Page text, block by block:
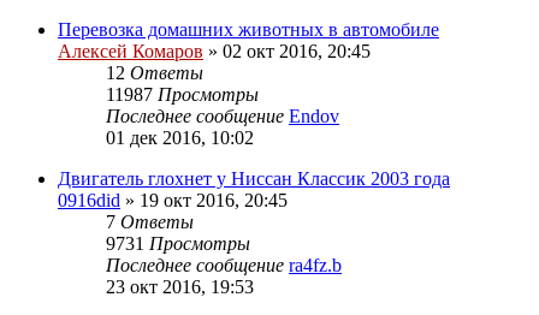
Перевозка домашних животных в автомобиле
Алексей Комаров » 02 окт 2016, 20:45
12 Ответы
11987 Просмотры
Последнее сообщение Endov
01 дек 2016, 10:02
Двигатель глохнет у Ниссан Классик 2003 года
0916did » 19 окт 2016, 20:45
7 Ответы
9731 Просмотры
Последнее сообщение ra4fz.b
23 окт 2016, 19:53